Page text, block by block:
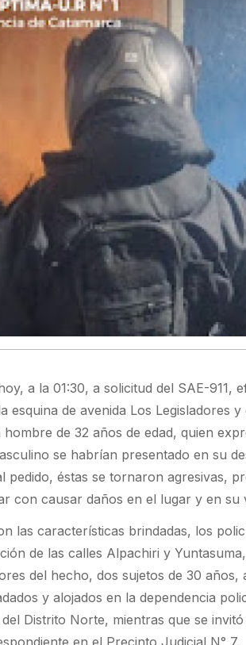
a la 01:30, a solicitud del SAE-911,
esquina de avenida Los Legisladores
de 32 años de edad, quien
se habrían presentado en su
pedido, éstas se tornaron agresivas,
con causar daños en el lugar y en su
las características brindadas, los
de las calles Alpachiri y
del hecho, dos sujetos de 30 años,
y alojados en la dependencia
Distrito Norte, mientras que se